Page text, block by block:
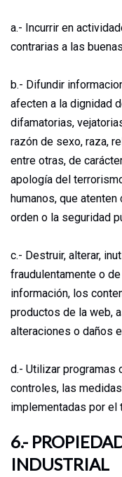
a.- Incurrir en
contrarias a las
b.- Difundir
afecten a la dignidad
difamatorias,
razón de sexo, raza,
entre otras, de
apología del
humanos, que
orden o la seguridad
c.- Destruir, alterar,
fraudulentamente o
información, los
productos de la web,
alteraciones o daños
d.- Utilizar programas
controles, las
implementadas por el
6.-
INDUSTRIAL